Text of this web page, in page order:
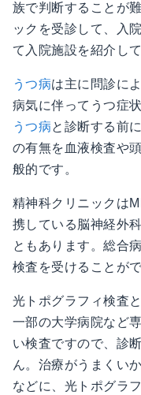
族で判断することが
ックを受診して、入
て入院施設を紹介し
うつ病は主に問診に
病気に伴ってうつ症
うつ病と診断する前
の有無を血液検査や
般的です。
精神科クリニックは
携している脳神経外
ともあります。総合
検査を受けることが
光トポグラフィ検査
一部の大学病院など
い検査ですので、診
ん。治療がうまくい
などに、光トポグラ